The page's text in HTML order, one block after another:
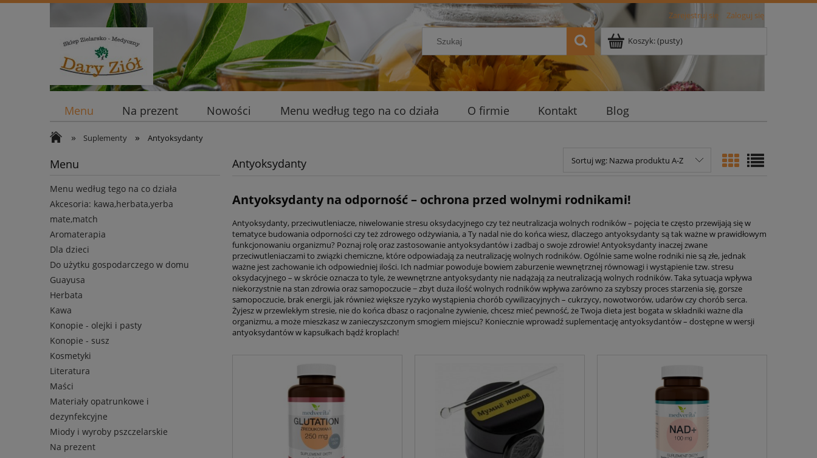
Zarejestruj się Zaloguj się
Koszyk:(pusty)
Menu Na prezent Nowości Menu według tego na co działa O firmie Kontakt Blog
» Suplementy » Antyoksydanty
Menu
Menu według tego na co działa
Akcesoria: kawa,herbata,yerba
mate,match
Aromaterapia
Dla dzieci
Do użytku gospodarczego w domu
Guayusa
Herbata
Kawa
Konopie - olejki i pasty
Konopie - susz
Kosmetyki
Literatura
Maści
Materiały opatrunkowe i
dezynfekcyjne
Miody i wyroby pszczelarskie
Na prezent
Antyoksydanty Sortuj wg: Nazwa produktu A-Z
Antyoksydanty na odporność – ochrona przed wolnymi rodnikami!
Antyoksydanty, przeciwutleniacze, niwelowanie stresu oksydacyjnego czy też neutralizacja wolnych rodników – pojęcia te często przewijają się w
tematyce budowania odporności czy też zdrowego odżywiania, a Ty nadal nie do końca wiesz, dlaczego antyoksydanty są tak ważne w prawidłowym
funkcjonowaniu organizmu? Poznaj rolę oraz zastosowanie antyoksydantów i zadbaj o swoje zdrowie! Antyoksydanty inaczej zwane
przeciwutleniaczami to związki chemiczne, które odpowiadają za neutralizację wolnych rodników. Ogólnie same wolne rodniki nie są złe, jednak
ważne jest zachowanie ich odpowiedniej ilości. Ich nadmiar powoduje bowiem zaburzenie wewnętrznej równowagi i wystąpienie tzw. stresu
oksydacyjnego – w skrócie oznacza to tyle, że wewnętrzne antyoksydanty nie nadążają za neutralizacją wolnych rodników. Taka sytuacja wpływa
niekorzystnie na stan zdrowia oraz samopoczucie − zbyt duża ilość wolnych rodników wpływa zarówno za szybszy proces starzenia się, gorsze
samopoczucie, brak energii, jak również większe ryzyko wystąpienia chorób cywilizacyjnych – cukrzycy, nowotworów, udarów czy chorób serca.
Żyjesz w przewlekłym stresie, nie do końca dbasz o racjonalne żywienie, chcesz mieć pewność, że Twoja dieta jest bogata w składniki ważne dla
organizmu, a może mieszkasz w zanieczyszczonym smogiem miejscu? Koniecznie wprowadź suplementację antyoksydantów – dostępne w wersji
antyoksydantów w kapsułkach bądź kroplach!